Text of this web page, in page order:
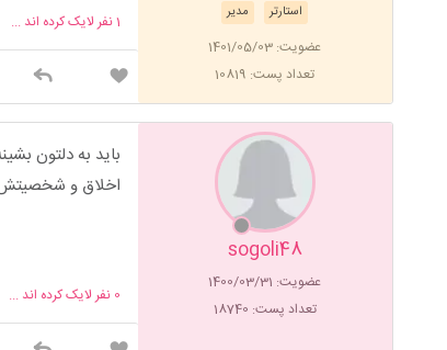
مدیر استارتر
عضویت: 1401/05/03
تعداد پست: 10819
1نفر لایک کرده اند ...
sogoli48
عضویت: 1400/03/31
تعداد پست: 18740
باید به دلتون
اخلاق و
0 نفر لایک کرده اند ...